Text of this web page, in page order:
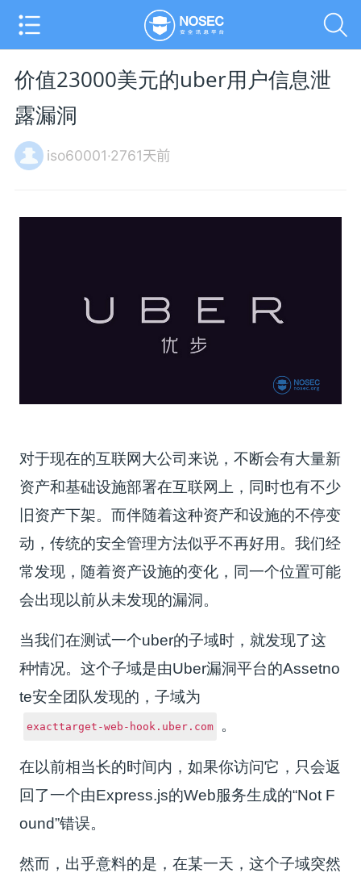
价值23000美元的uber用户信息泄
露漏洞
iso60001·2761天前
对于现在的互联网大公司来说，不断会有大量新
资产和基础设施部署在互联网上，同时也有不少
旧资产下架。而伴随着这种资产和设施的不停变
动，传统的安全管理方法似乎不再好用。我们经
常发现，随着资产设施的变化，同一个位置可能
会出现以前从未发现的漏洞。
当我们在测试一个uber的子域时，就发现了这
种情况。这个子域是由Uber漏洞平台的Assetno
te安全团队发现的，子域为
exacttarget-web-hook.uber.com 。
在以前相当长的时间内，如果你访问它，只会返
回了一个由Express.js的Web服务生成的“Not F
ound”错误。
然而，出乎意料的是，在某一天，这个子域突然